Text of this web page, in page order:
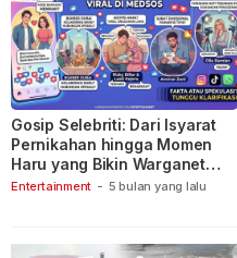
Entertainment - 5 bulan yang lalu
Gosip Selebriti: Dari Isyarat
Pernikahan hingga Momen
Haru yang Bikin Warganet
Berspekulasi